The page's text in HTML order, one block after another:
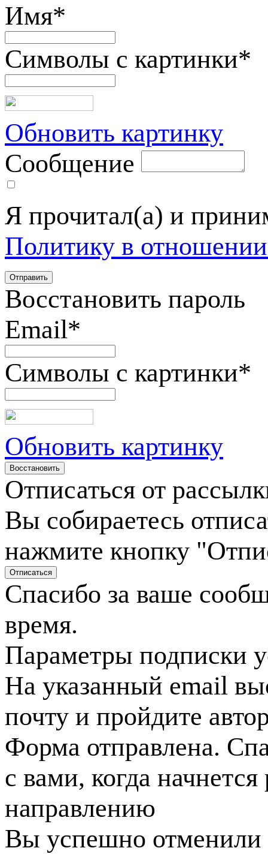
Имя*
Символы с картинки*
Обновить картинку
Сообщение
Я прочитал(а) и
Политику в
Восстановить пароль
Email*
Символы с картинки*
Обновить картинку
Отписаться от
Вы собираетесь
нажмите кнопку
Спасибо за ваше
время.
Параметры подписки
На указанный email
почту и пройдите
Форма отправлена.
с вами, когда
направлению
Вы успешно отменили